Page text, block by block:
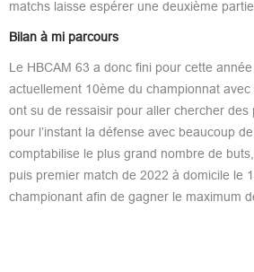
matchs laisse espérer une deuxième
Bilan à mi parcours
Le HBCAM 63 a donc fini pour cette
actuellement 10ème du championnat
ont su de ressaisir pour aller chercher
pour l’instant la défense avec beaucoup
comptabilise le plus grand nombre de
puis premier match de 2022 à domicile le
championant afin de gagner le maximum